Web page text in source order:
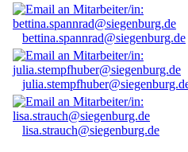
bettina.spannrad@siegenburg.de
lisa.strauch@siegenburg.de